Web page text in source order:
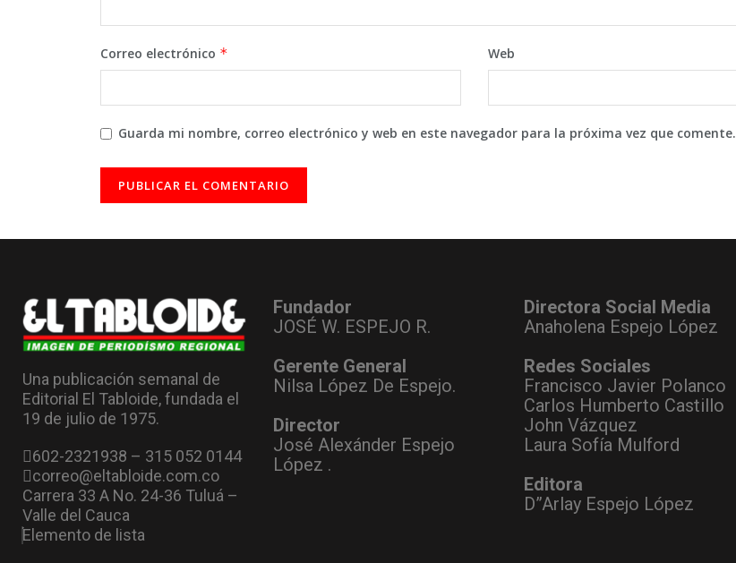
Correo electrónico * Web
Guarda mi nombre, correo electrónico y web en este navegador para la próxima vez que comente.
Una publicación semanal de
Editorial El Tabloide, fundada el
19 de julio de 1975.
602-2321938 – 315 052 0144
correo@eltabloide.com.co
Carrera 33 A No. 24-36 Tuluá –
Valle del Cauca
Elemento de lista
Fundador
JOSÉ W. ESPEJO R.
Gerente General
Nilsa López De Espejo.
Director
José Alexánder Espejo
López .
Directora Social Media
Anaholena Espejo López
Redes Sociales
Francisco Javier Polanco
Carlos Humberto Castillo
John Vázquez
Laura Sofía Mulford
Editora
D”Arlay Espejo López